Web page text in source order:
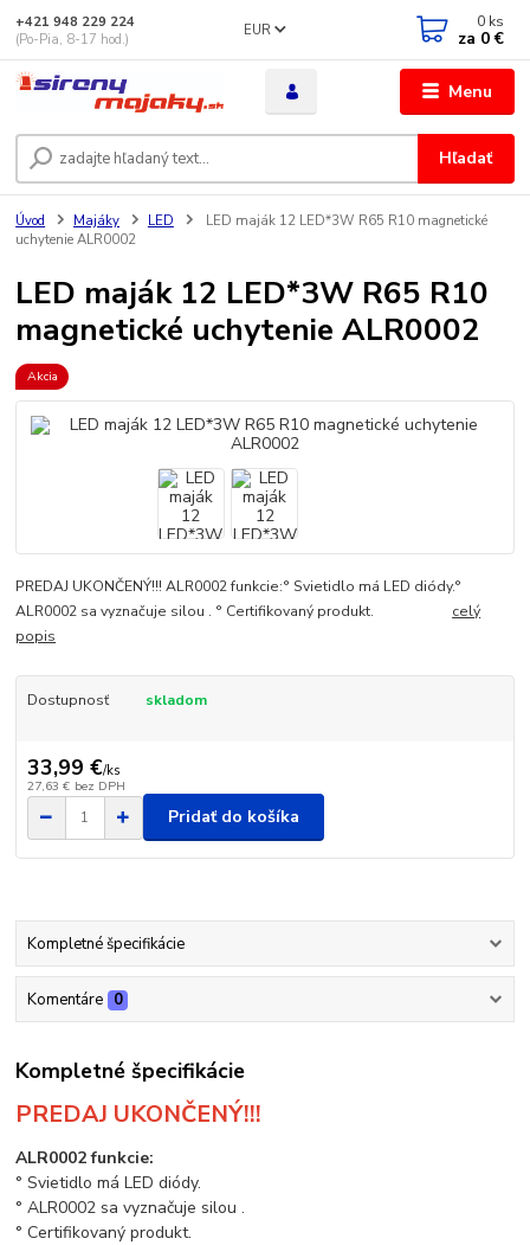
Menu
EUR
Hľadať
+421 948 229 224
(Po-Pia, 8-17 hod.)
0 ks
za 0 €
Úvod Majáky LED
LED maják 12 LED*3W R65 R10 magnetické
uchytenie ALR0002
LED maják 12 LED*3W R65 R10
magnetické uchytenie ALR0002
Akcia
PREDAJ UKONČENÝ!!! ALR0002 funkcie:° Svietidlo má LED diódy.°
ALR0002 sa vyznačuje silou . ° Certifikovaný produkt. celý
popis
Dostupnosť skladom
33,99 €/ks
27,63 € bez DPH
Pridať do košíka
Kompletné špecifikácie
Komentáre 0
Kompletné špecifikácie
PREDAJ UKONČENÝ!!!
ALR0002 funkcie:
° Svietidlo má LED diódy.
° ALR0002 sa vyznačuje silou .
° Certifikovaný produkt.